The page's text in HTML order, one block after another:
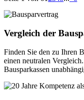
Vergleich der
Finden Sie den zu Ihren
einen neutralen
Bausparkassen